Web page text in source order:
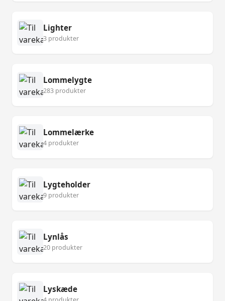
Lighter
3 produkter
Lommelygte
283 produkter
Lommelærke
4 produkter
Lygteholder
9 produkter
Lynlås
20 produkter
Lyskæde